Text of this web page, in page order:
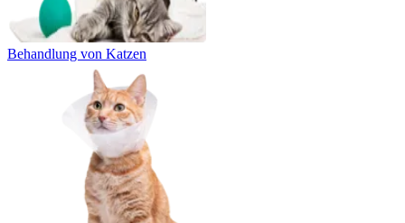
Behandlung von Katzen